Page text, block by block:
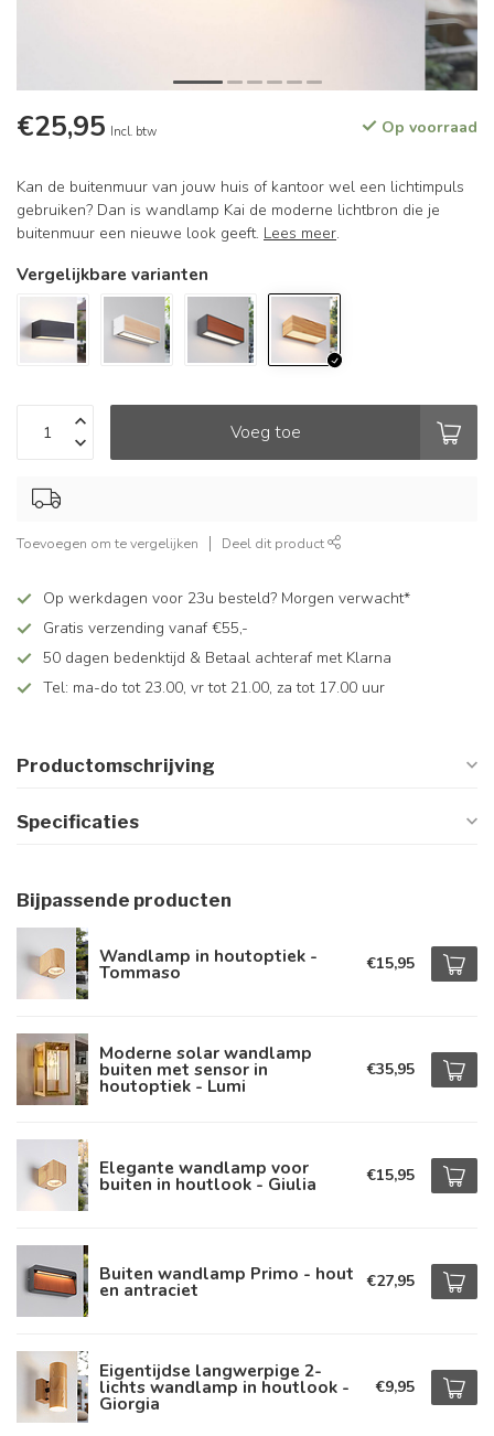
€25,95 Incl. btw Op voorraad
Kan de buitenmuur van jouw huis of kantoor wel een lichtimpuls
gebruiken? Dan is wandlamp Kai de moderne lichtbron die je
buitenmuur een nieuwe look geeft. Lees meer.
Vergelijkbare varianten
Voeg toe
Toevoegen om te vergelijken Deel dit product
Op werkdagen voor 23u besteld? Morgen verwacht*
Gratis verzending vanaf €55,-
50 dagen bedenktijd & Betaal achteraf met Klarna
Tel: ma-do tot 23.00, vr tot 21.00, za tot 17.00 uur
Productomschrijving
Specificaties
Bijpassende producten
Wandlamp in houtoptiek -
Tommaso €15,95
Moderne solar wandlamp
buiten met sensor in
houtoptiek - Lumi
€35,95
Elegante wandlamp voor
buiten in houtlook - Giulia €15,95
Buiten wandlamp Primo - hout
en antraciet €27,95
Eigentijdse langwerpige 2-
lichts wandlamp in houtlook -
Giorgia
€9,95